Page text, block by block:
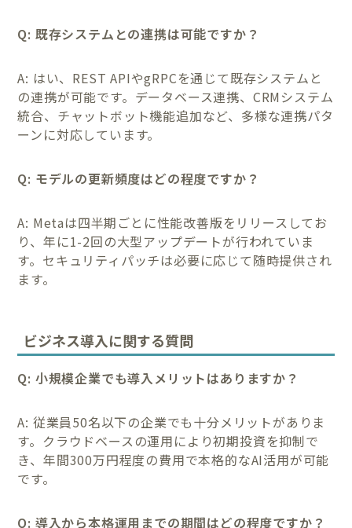
Q: 既存システムとの連携は可能ですか？
A: はい、REST APIやgRPCを通じて既存システムと
の連携が可能です。データベース連携、CRMシステム
統合、チャットボット機能追加など、多様な連携パタ
ーンに対応しています。
Q: モデルの更新頻度はどの程度ですか？
A: Metaは四半期ごとに性能改善版をリリースしてお
り、年に1-2回の大型アップデートが行われていま
す。セキュリティパッチは必要に応じて随時提供され
ます。
ビジネス導入に関する質問
Q: 小規模企業でも導入メリットはありますか？
A: 従業員50名以下の企業でも十分メリットがありま
す。クラウドベースの運用により初期投資を抑制で
き、年間300万円程度の費用で本格的なAI活用が可能
です。
Q: 導入から本格運用までの期間はどの程度ですか？